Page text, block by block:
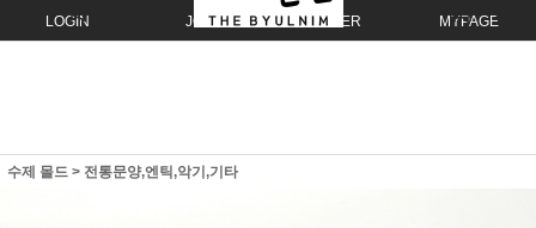
LOGIN JOIN ORDER MYPAGE
수제 몰드 > 전통문양,엔틱,악기,기타